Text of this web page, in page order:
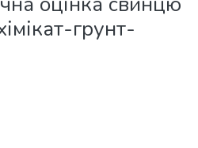
грунт-